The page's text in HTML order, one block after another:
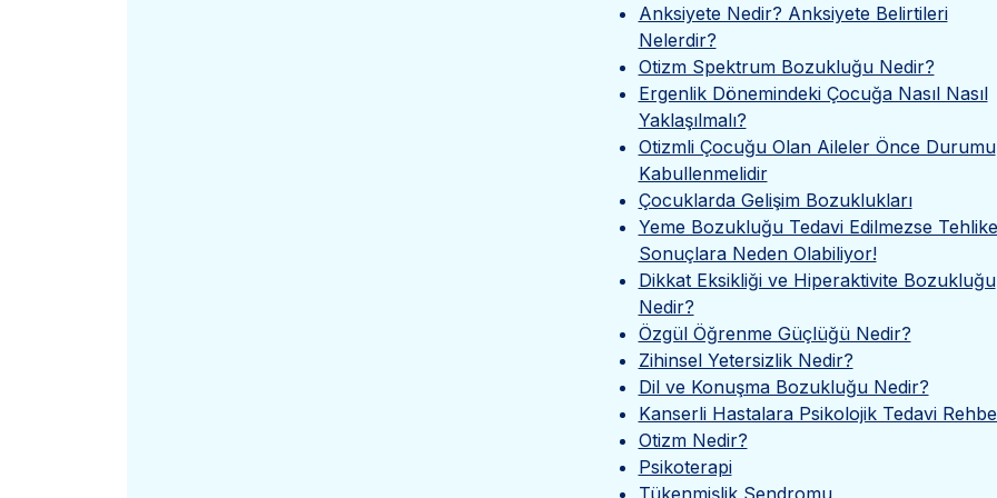
Anksiyete Nedir? Anksiyete Belirtileri
Nelerdir?
Otizm Spektrum Bozukluğu Nedir?
Ergenlik Dönemindeki Çocuğa Nasıl Nasıl
Yaklaşılmalı?
Otizmli Çocuğu Olan Aileler Önce Durumu
Kabullenmelidir
Çocuklarda Gelişim Bozuklukları
Yeme Bozukluğu Tedavi Edilmezse
Sonuçlara Neden Olabiliyor!
Dikkat Eksikliği ve Hiperaktivite Bozukluğu
Nedir?
Özgül Öğrenme Güçlüğü Nedir?
Zihinsel Yetersizlik Nedir?
Dil ve Konuşma Bozukluğu Nedir?
Kanserli Hastalara Psikolojik Tedavi
Otizm Nedir?
Psikoterapi
Tükenmişlik Sendromu